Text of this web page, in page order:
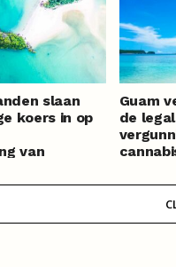
slaan
koers in op
van
Guam
de